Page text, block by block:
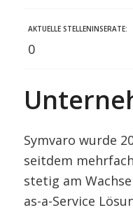
AKTUELLE STELLENINSERATE:
0
Symvaro wurde
seitdem
stetig am
as-a-Service